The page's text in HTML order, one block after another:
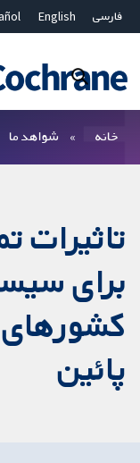
فارسی English
Bahasa Malaysia
ไทย
خانه شواهد ما
تاثیرات
برای
پائین